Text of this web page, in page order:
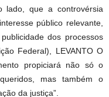
lado, que a controvérsia
público relevante,
dos processos
Federal), LEVANTO O
propiciará não só o
mas também o
da justiça”.